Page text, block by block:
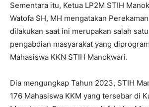
Sementara itu, Ketua LP2M STIH
Watofa SH, MH mengatakan
dilakukan saat ini merupakan salah
pengabdian masyarakat yang
Mahasiswa KKN STIH Manokwari.
Dia mengungkap Tahun 2023, STIH
176 Mahasiswa KKM yang tersebar di